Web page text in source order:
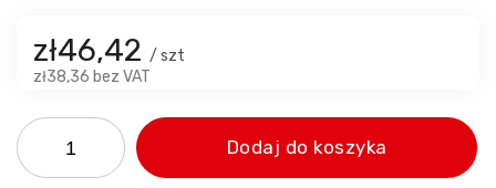
zł46,42 / szt
zł38,36 bez VAT
Dodaj do koszyka